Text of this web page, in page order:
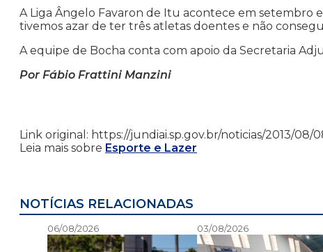
A Liga Ângelo Favaron de Itu acontece em setembro
tivemos azar de ter três atletas doentes e não
A equipe de Bocha conta com apoio da Secretaria
Por Fábio Frattini Manzini
Link original: https://jundiai.sp.gov.br/noticias/2013/
Leia mais sobre Esporte e Lazer
NOTÍCIAS RELACIONADAS
06/08/2026 03/08/2026